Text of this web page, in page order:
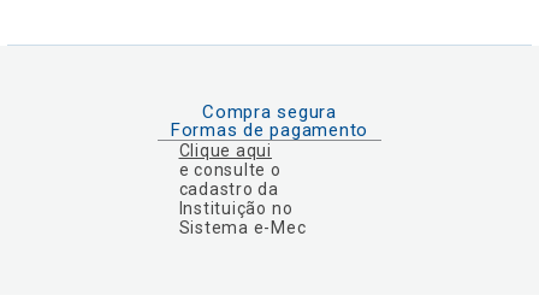
Compra segura
Formas de pagamento
Clique aqui
e consulte o
cadastro da
Instituição no
Sistema e-Mec